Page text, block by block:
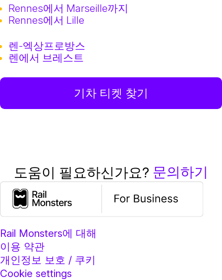
Rennes에서 Marseille까지
Rennes에서 Lille
렌-엑상프로방스
렌에서 브레스트
기차 티켓 찾기
도움이 필요하신가요? 문의하기
Rail Monsters에 대해
이용 약관
개인정보 보호 / 쿠키
Cookie settings